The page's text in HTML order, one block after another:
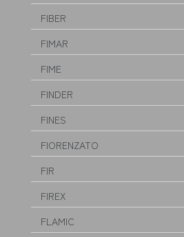
FIBER
FIMAR
FIME
FINDER
FINES
FIORENZATO
FIR
FIREX
FLAMIC